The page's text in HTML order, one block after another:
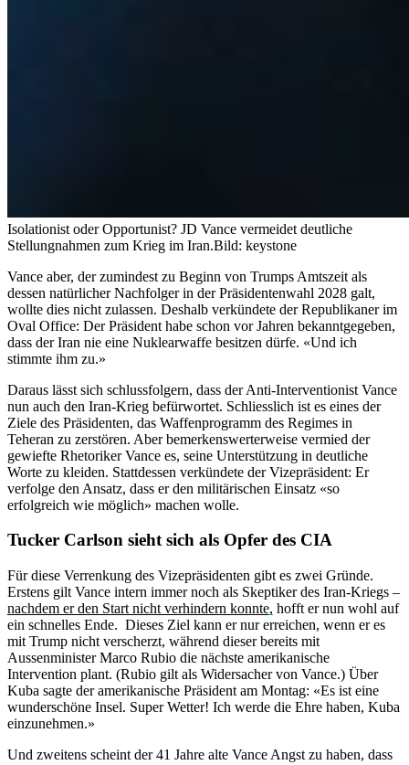
Isolationist oder Opportunist? JD Vance vermeidet deutliche
Stellungnahmen zum Krieg im Iran.Bild: keystone
Vance aber, der zumindest zu Beginn von Trumps Amtszeit als
dessen natürlicher Nachfolger in der Präsidentenwahl 2028 galt,
wollte dies nicht zulassen. Deshalb verkündete der Republikaner im
Oval Office: Der Präsident habe schon vor Jahren bekanntgegeben,
dass der Iran nie eine Nuklearwaffe besitzen dürfe. «Und ich
stimmte ihm zu.»
Daraus lässt sich schlussfolgern, dass der Anti-Interventionist Vance
nun auch den Iran-Krieg befürwortet. Schliesslich ist es eines der
Ziele des Präsidenten, das Waffenprogramm des Regimes in
Teheran zu zerstören. Aber bemerkenswerterweise vermied der
gewiefte Rhetoriker Vance es, seine Unterstützung in deutliche
Worte zu kleiden. Stattdessen verkündete der Vizepräsident: Er
verfolge den Ansatz, dass er den militärischen Einsatz «so
erfolgreich wie möglich» machen wolle.
Tucker Carlson sieht sich als Opfer des CIA
Für diese Verrenkung des Vizepräsidenten gibt es zwei Gründe.
Erstens gilt Vance intern immer noch als Skeptiker des Iran-Kriegs –
nachdem er den Start nicht verhindern konnte, hofft er nun wohl auf
ein schnelles Ende. Dieses Ziel kann er nur erreichen, wenn er es
mit Trump nicht verscherzt, während dieser bereits mit
Aussenminister Marco Rubio die nächste amerikanische
Intervention plant. (Rubio gilt als Widersacher von Vance.) Über
Kuba sagte der amerikanische Präsident am Montag: «Es ist eine
wunderschöne Insel. Super Wetter! Ich werde die Ehre haben, Kuba
einzunehmen.»
Und zweitens scheint der 41 Jahre alte Vance Angst zu haben, dass